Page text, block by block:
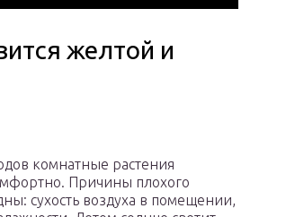
желтой и
комнатные растения
Причины плохого
сухость воздуха в помещении,